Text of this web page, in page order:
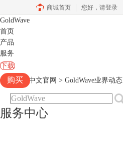
商城首页 您好， 请登录
GoldWave
首页
产品
服务
下载
购买
Goldwave中文官网 > GoldWave业界动态
服务中心